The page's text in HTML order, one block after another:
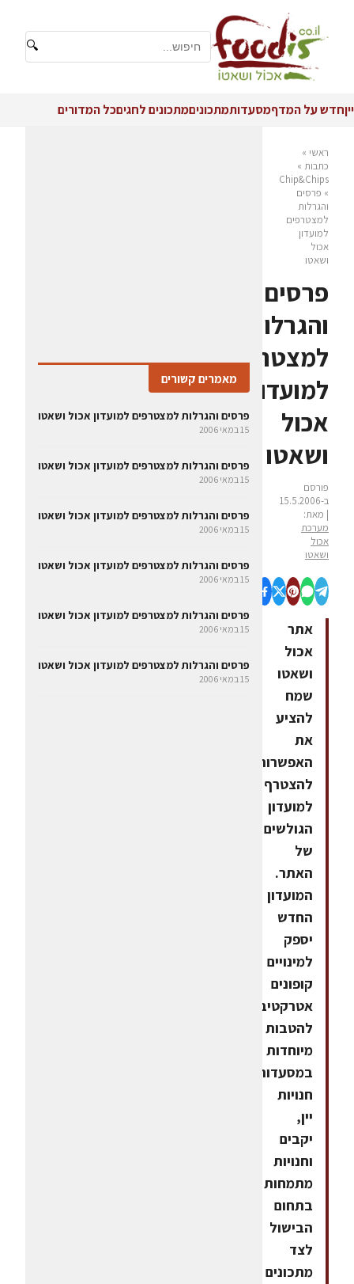
🔍
ייןחדש על המדףמסעדותמתכוניםמתכונים לחגיםכל המדורים
ראשי »
כתבות »
Chip&Chips
» פרסים
והגרלות
למצטרפים
למועדון
אכול
ושאטו
פרסים
והגרלות
למצטרפים
למועדון
אכול
ושאטו
פורסם
ב-15.5.2006
| מאת:
מערכת
אכול
ושאטו
אתר
אכול
ושאטו
שמח
להציע
את
האפשרות
להצטרף
למועדון
הגולשים
של
האתר.
המועדון
החדש
יספק
למינויים
קופונים
אטרקטיביים
להטבות
מיוחדות
במסעדות,
חנויות
יין,
יקבים
וחנויות
מתמחות
בתחום
הבישול
לצד
מתכונים
מאמרים קשורים
פרסים והגרלות למצטרפים למועדון אכול ושאטו
15 במאי 2006
פרסים והגרלות למצטרפים למועדון אכול ושאטו
15 במאי 2006
פרסים והגרלות למצטרפים למועדון אכול ושאטו
15 במאי 2006
פרסים והגרלות למצטרפים למועדון אכול ושאטו
15 במאי 2006
פרסים והגרלות למצטרפים למועדון אכול ושאטו
15 במאי 2006
פרסים והגרלות למצטרפים למועדון אכול ושאטו
15 במאי 2006